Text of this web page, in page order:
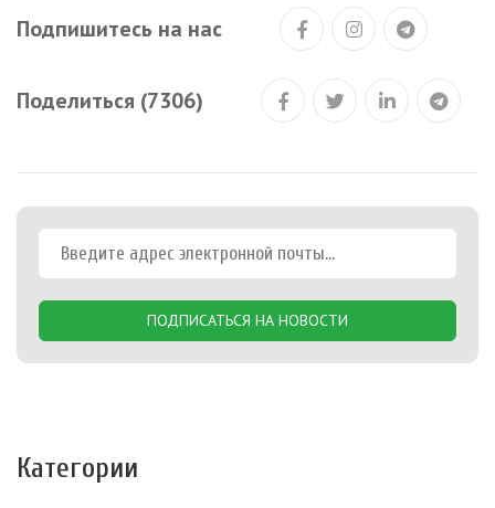
Подпишитесь на нас
Поделиться (7306)
ПОДПИСАТЬСЯ НА НОВОСТИ
Категории